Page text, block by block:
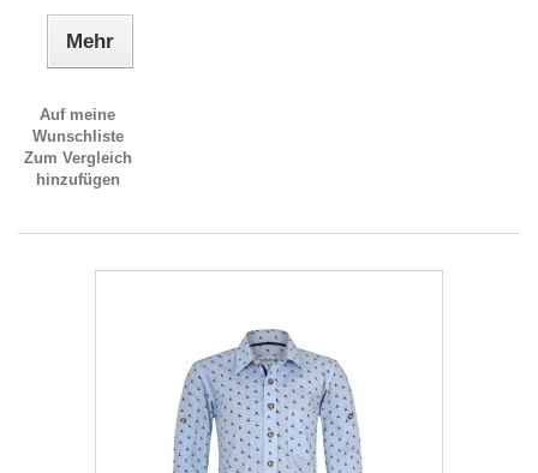
Mehr
Auf meine
Wunschliste
Zum Vergleich
hinzufügen